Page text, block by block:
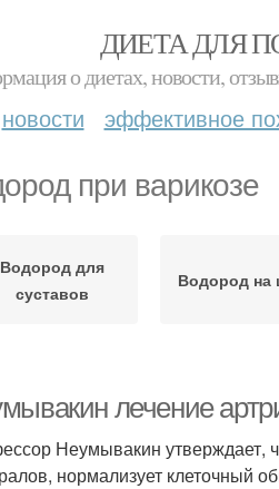
ДИЕТА ДЛЯ
о диетах, новости,
новости эффективное
при варикозе
Водород для
суставов
Водород
лечение
Неумывакин утверждает,
нормализует клеточный